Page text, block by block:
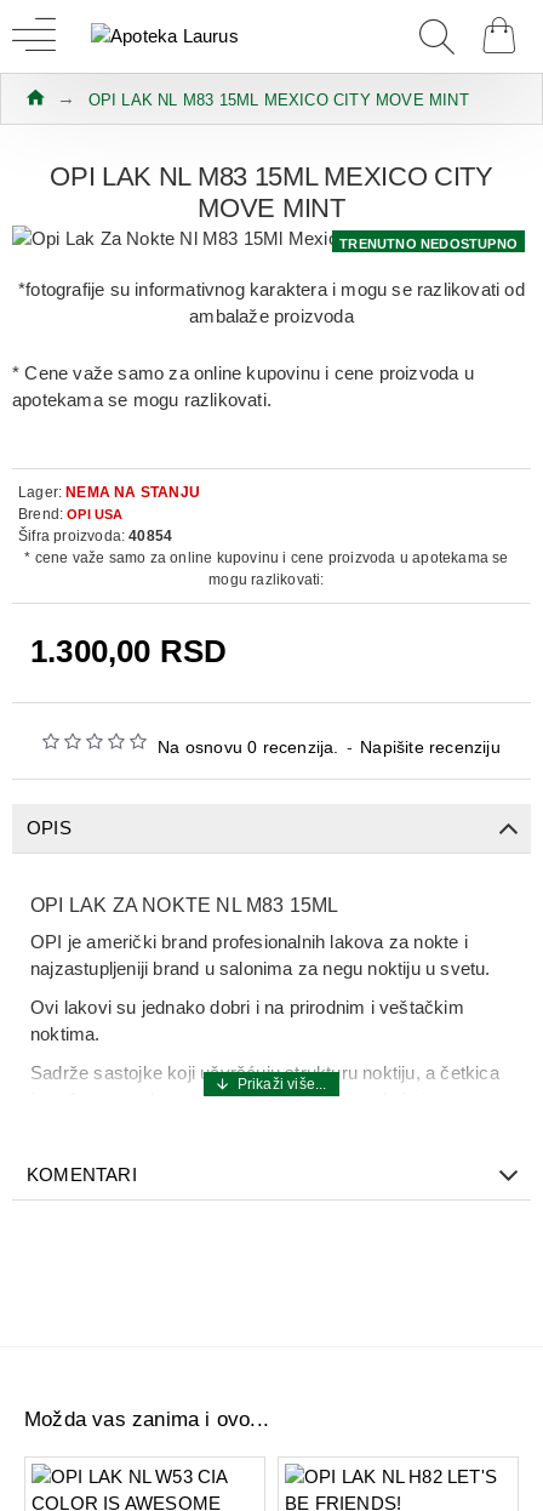
OPI LAK NL M83 15ML MEXICO CITY MOVE MINT
OPI LAK NL M83 15ML MEXICO CITY
MOVE MINT
TRENUTNO NEDOSTUPNO
*fotografije su informativnog karaktera i mogu se razlikovati od
ambalaže proizvoda
* Cene važe samo za online kupovinu i cene proizvoda u
apotekama se mogu razlikovati.
Na osnovu 0 recenzija. - Napišite recenziju
1.300,00 RSD
Lager: NEMA NA STANJU
Brend: OPI USA
Šifra proizvoda: 40854
* cene važe samo za online kupovinu i cene proizvoda u apotekama se
mogu razlikovati:
OPIS
OPI LAK ZA NOKTE NL M83 15ML
OPI je američki brand profesionalnih lakova za nokte i
najzastupljeniji brand u salonima za negu noktiju u svetu.
Ovi lakovi su jednako dobri i na prirodnim i veštačkim
noktima.
Sadrže sastojke koji učvršćuju strukturu noktiju, a četkica
je rađena posebnom ProWide tehnologijom koja izvrsno
KOMENTARI
Možda vas zanima i ovo...